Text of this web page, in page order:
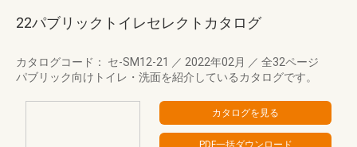
22パブリックトイレセレクトカタログ
カタログコード： セ-SM12-21 ／ 2022年02月 ／ 全32ページ
パブリック向けトイレ・洗面を紹介しているカタログです。